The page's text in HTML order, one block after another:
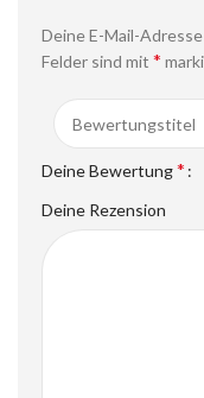
Deine E-Mail-
Felder sind mit *
Deine Bewertung*
Deine Rezension